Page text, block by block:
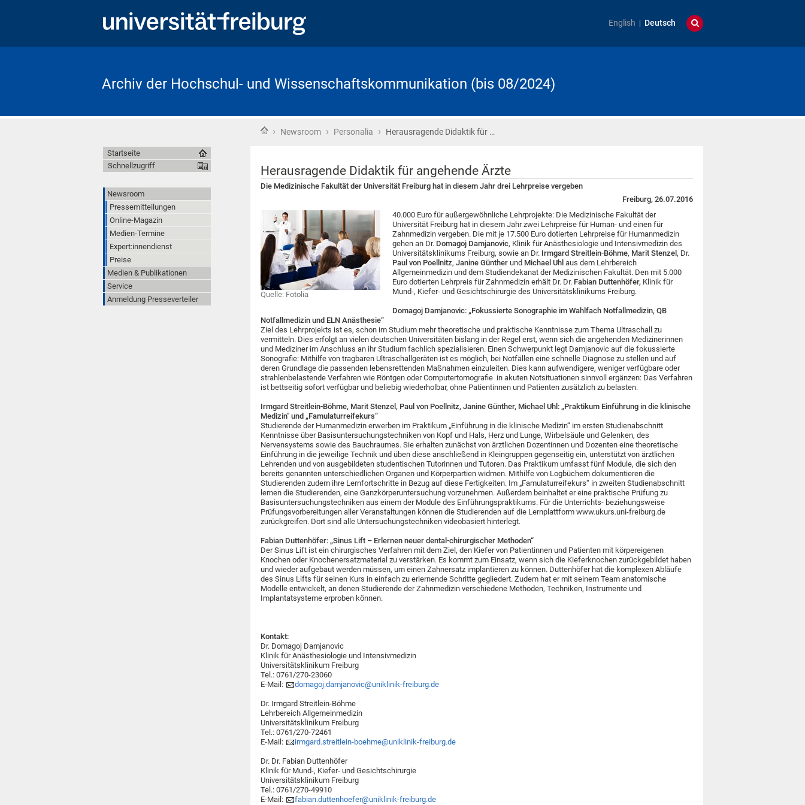
English Deutsch
Archiv der Hochschul- und Wissenschaftskommunikation (bis 08/2024)
Startseite
› Newsroom › Personalia › Herausragende Didaktik für …
Herausragende Didaktik für angehende Ärzte
Die Medizinische Fakultät der Universität Freiburg hat in diesem Jahr drei Lehrpreise vergeben
Freiburg, 26.07.2016
Quelle: Fotolia
40.000 Euro für außergewöhnliche Lehrprojekte: Die Medizinische Fakultät der
Universität Freiburg hat in diesem Jahr zwei Lehrpreise für Human- und einen für
Zahnmedizin vergeben. Die mit je 17.500 Euro dotierten Lehrpreise für Humanmedizin
gehen an Dr. Domagoj Damjanovic, Klinik für Anästhesiologie und Intensivmedizin des
Universitätsklinikums Freiburg, sowie an Dr. Irmgard Streitlein-Böhme, Marit Stenzel, Dr.
Paul von Poellnitz, Janine Günther und Michael Uhl aus dem Lehrbereich
Allgemeinmedizin und dem Studiendekanat der Medizinischen Fakultät. Den mit 5.000
Euro dotierten Lehrpreis für Zahnmedizin erhält Dr. Dr. Fabian Duttenhöfer, Klinik für
Mund-, Kiefer- und Gesichtschirurgie des Universitätsklinikums Freiburg.
Domagoj Damjanovic: „Fokussierte Sonographie im Wahlfach Notfallmedizin, QB
Notfallmedizin und ELN Anästhesie“
Ziel des Lehrprojekts ist es, schon im Studium mehr theoretische und praktische Kenntnisse zum Thema Ultraschall zu
vermitteln. Dies erfolgt an vielen deutschen Universitäten bislang in der Regel erst, wenn sich die angehenden Medizinerinnen
und Mediziner im Anschluss an ihr Studium fachlich spezialisieren. Einen Schwerpunkt legt Damjanovic auf die fokussierte
Sonografie: Mithilfe von tragbaren Ultraschallgeräten ist es möglich, bei Notfällen eine schnelle Diagnose zu stellen und auf
deren Grundlage die passenden lebensrettenden Maßnahmen einzuleiten. Dies kann aufwendigere, weniger verfügbare oder
strahlenbelastende Verfahren wie Röntgen oder Computertomografie in akuten Notsituationen sinnvoll ergänzen: Das Verfahren
ist bettseitig sofort verfügbar und beliebig wiederholbar, ohne Patientinnen und Patienten zusätzlich zu belasten.
Irmgard Streitlein-Böhme, Marit Stenzel, Paul von Poellnitz, Janine Günther, Michael Uhl: „Praktikum Einführung in die klinische
Medizin" und „Famulaturreifekurs“
Studierende der Humanmedizin erwerben im Praktikum „Einführung in die klinische Medizin“ im ersten Studienabschnitt
Kenntnisse über Basisuntersuchungstechniken von Kopf und Hals, Herz und Lunge, Wirbelsäule und Gelenken, des
Nervensystems sowie des Bauchraumes. Sie erhalten zunächst von ärztlichen Dozentinnen und Dozenten eine theoretische
Einführung in die jeweilige Technik und üben diese anschließend in Kleingruppen gegenseitig ein, unterstützt von ärztlichen
Lehrenden und von ausgebildeten studentischen Tutorinnen und Tutoren. Das Praktikum umfasst fünf Module, die sich den
bereits genannten unterschiedlichen Organen und Körperpartien widmen. Mithilfe von Logbüchern dokumentieren die
Studierenden zudem ihre Lernfortschritte in Bezug auf diese Fertigkeiten. Im „Famulaturreifekurs“ in zweiten Studienabschnitt
lernen die Studierenden, eine Ganzkörperuntersuchung vorzunehmen. Außerdem beinhaltet er eine praktische Prüfung zu
Basisuntersuchungstechniken aus einem der Module des Einführungspraktikums. Für die Unterrichts- beziehungsweise
Prüfungsvorbereitungen aller Veranstaltungen können die Studierenden auf die Lernplattform www.ukurs.uni-freiburg.de
zurückgreifen. Dort sind alle Untersuchungstechniken videobasiert hinterlegt.
Fabian Duttenhöfer: „Sinus Lift – Erlernen neuer dental-chirurgischer Methoden“
Der Sinus Lift ist ein chirurgisches Verfahren mit dem Ziel, den Kiefer von Patientinnen und Patienten mit körpereigenen
Knochen oder Knochenersatzmaterial zu verstärken. Es kommt zum Einsatz, wenn sich die Kieferknochen zurückgebildet haben
und wieder aufgebaut werden müssen, um einen Zahnersatz implantieren zu können. Duttenhöfer hat die komplexen Abläufe
des Sinus Lifts für seinen Kurs in einfach zu erlernende Schritte gegliedert. Zudem hat er mit seinem Team anatomische
Modelle entwickelt, an denen Studierende der Zahnmedizin verschiedene Methoden, Techniken, Instrumente und
Implantatsysteme erproben können.
Kontakt:
Dr. Domagoj Damjanovic
Klinik für Anästhesiologie und Intensivmedizin
Universitätsklinikum Freiburg
Tel.: 0761/270-23060
E-Mail:
domagoj.damjanovic@uniklinik-freiburg.de
Dr. Irmgard Streitlein-Böhme
Lehrbereich Allgemeinmedizin
Universitätsklinikum Freiburg
Tel.: 0761/270-72461
E-Mail:
irmgard.streitlein-boehme@uniklinik-freiburg.de
Dr. Dr. Fabian Duttenhöfer
Klinik für Mund-, Kiefer- und Gesichtschirurgie
Universitätsklinikum Freiburg
Tel.: 0761/270-49910
E-Mail:
fabian.duttenhoefer@uniklinik-freiburg.de
Startseite
Schnellzugriff
Newsroom
Pressemitteilungen
Online-Magazin
Medien-Termine
Expert:innendienst
Preise
Medien & Publikationen
Service
Anmeldung Presseverteiler